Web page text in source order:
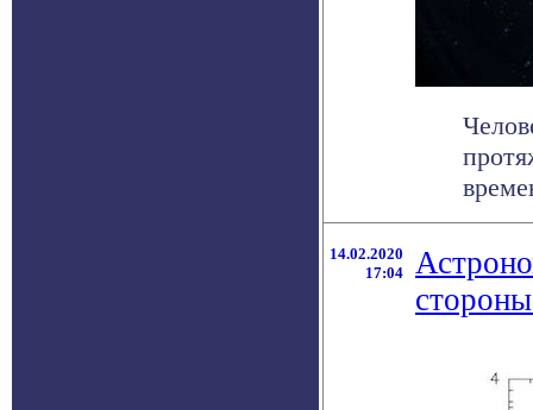
14.02.2020
17:04